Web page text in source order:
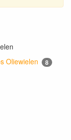
Oliewielen 8